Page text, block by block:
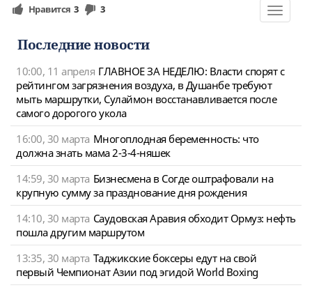
Toggle
Нравится 3 3
Последние новости
10:00, 11 апреля ГЛАВНОЕ ЗА НЕДЕЛЮ: Власти спорят с
рейтингом загрязнения воздуха, в Душанбе требуют
мыть маршрутки, Сулаймон восстанавливается после
самого дорогого укола
16:00, 30 марта Многоплодная беременность: что
должна знать мама 2-3-4-няшек
14:59, 30 марта Бизнесмена в Согде оштрафовали на
крупную сумму за празднование дня рождения
14:10, 30 марта Саудовская Аравия обходит Ормуз: нефть
пошла другим маршрутом
13:35, 30 марта Таджикские боксеры едут на свой
первый Чемпионат Азии под эгидой World Boxing